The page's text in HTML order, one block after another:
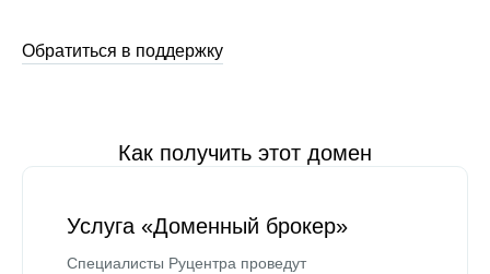
Обратиться в поддержку
Как получить этот домен
Услуга «Доменный брокер»
Специалисты Руцентра проведут